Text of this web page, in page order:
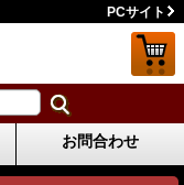
PCサイト
お問合わせ